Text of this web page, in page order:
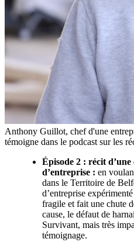
Anthony Guillot, chef d'une
témoigne dans le podcast sur les
Épisode 2 : récit
d’entreprise : en
dans le Territoire de
d’entreprise
fragile et fait une chute
cause, le défaut de
Survivant, mais très
témoignage.